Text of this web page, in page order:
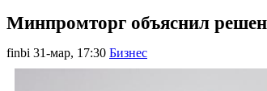
Минпромторг объяснил
finbi 31-мар, 17:30 Бизнес